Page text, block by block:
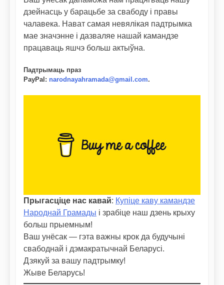
дзейнасць у барацьбе за свабоду і правы
чалавека. Нават самая невялікая падтрымка
мае значэнне і дазваляе нашай камандзе
працаваць яшчэ больш актыўна.
Падтрымаць праз
PayPal : narodnayahramada@gmail.com.
Прыгасціце нас кавай: Купіце каву камандзе
Народнай Грамады і зрабіце наш дзень крыху
больш прыемным!
Ваш унёсак — гэта важны крок да будучыні
свабоднай і дэмакратычнай Беларусі.
Дзякуй за вашу падтрымку!
Жыве Беларусь!